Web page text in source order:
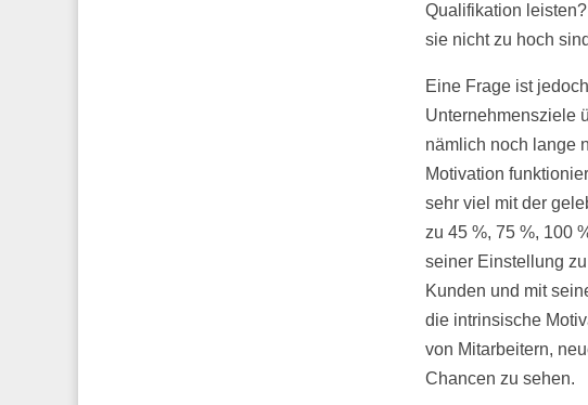
Qualifikation
sie nicht zu hoch
Eine Frage ist
Unternehmensziele
nämlich noch lange
Motivation
sehr viel mit der
zu 45 %, 75 %, 100
seiner Einstellung
Kunden und mit
die intrinsische
von Mitarbeitern,
Chancen zu sehen.